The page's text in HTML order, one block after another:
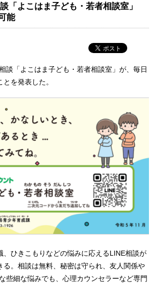
「よこはま子ども・若者相談室」
能
談「よこはま子ども・若者相談室」が、毎日
を発表した。
、ひきこもりなどの悩みに応えるLINE相談が
る。相談は無料、秘密は守られ、友人関係や
些細な悩みでも、心理カウンセラーなど専門